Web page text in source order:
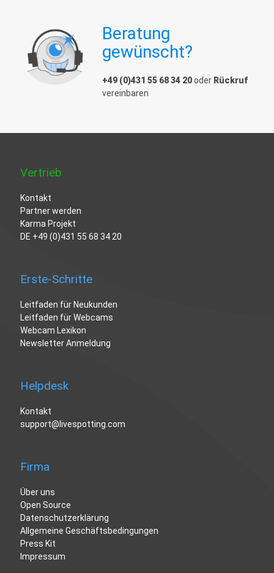
Beratung
gewünscht?
+49 (0)431 55 68 34 20oder Rückruf
vereinbaren
Vertrieb
Kontakt
Partner werden
Karma Projekt
DE +49 (0)431 55 68 34 20
Erste-Schritte
Leitfaden für Neukunden
Leitfaden für Webcams
Webcam Lexikon
Newsletter Anmeldung
Helpdesk
Kontakt
support@livespotting.com
Firma
Über uns
Open Source
Datenschutzerklärung
Allgemeine Geschäftsbedingungen
Press Kit
Impressum